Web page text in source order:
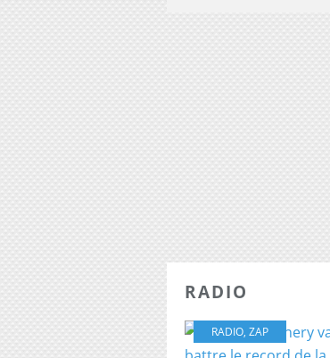
RADIO
RADIO, ZAP